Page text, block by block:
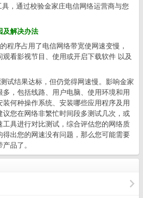
，通过校验金家庄电信网络运营商与您
及解决办法
程序占用了电信网络带宽使网速变慢，
看影视节目、使用或开启下载软件 以及
试结果达标，但仍觉得网速慢。影响金家
多，包括线路、用户电脑、使用环境和用
装何种操作系统、安装哪些应用程序及用
议您在网络非繁忙时间段多测试几次，或
具进行对比测试，综合评估您的网络质
出您的网速没有问题，那么您可能需要
品了。